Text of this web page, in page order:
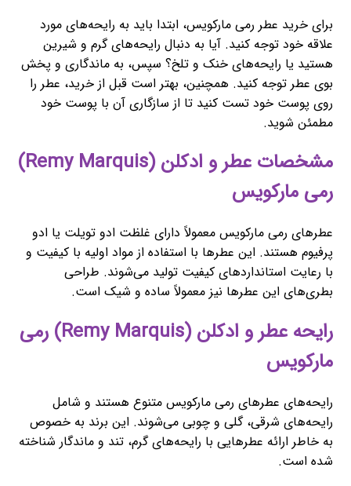
برای خرید عطر رمی مارکویس، ابتدا باید به رایحه‌های مورد
علاقه خود توجه کنید. آیا به دنبال رایحه‌های گرم و شیرین
هستید یا رایحه‌های خنک و تلخ؟ سپس، به ماندگاری و پخش
بوی عطر توجه کنید. همچنین، بهتر است قبل از خرید، عطر را
روی پوست خود تست کنید تا از سازگاری آن با پوست خود
مطمئن شوید.
مشخصات عطر و ادکلن (Remy Marquis)
رمی مارکویس
عطرهای رمی مارکویس معمولاً دارای غلظت ادو تویلت یا ادو
پرفیوم هستند. این عطرها با استفاده از مواد اولیه با کیفیت و
با رعایت استانداردهای کیفیت تولید می‌شوند. طراحی
بطری‌های این عطرها نیز معمولاً ساده و شیک است.
رایحه عطر و ادکلن (Remy Marquis) رمی
مارکویس
رایحه‌های عطرهای رمی مارکویس متنوع هستند و شامل
رایحه‌های شرقی، گلی و چوبی می‌شوند. این برند به خصوص
به خاطر ارائه عطرهایی با رایحه‌های گرم، تند و ماندگار شناخته
شده است.